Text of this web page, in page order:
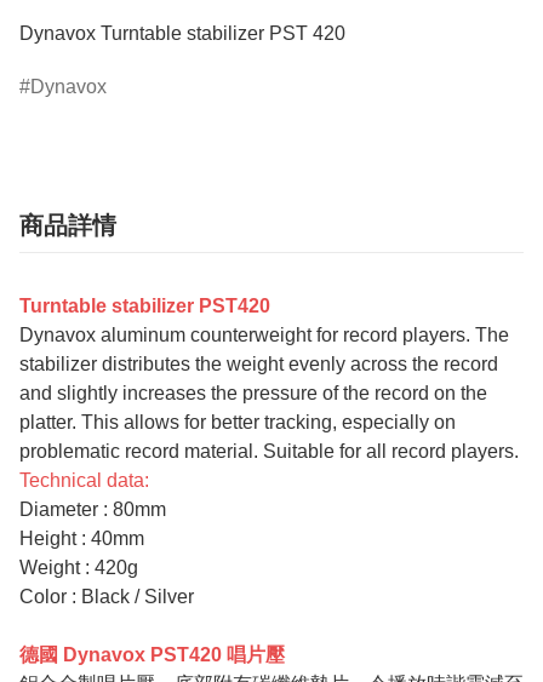
Dynavox Turntable stabilizer PST 420
Dynavox
商品詳情
Turntable stabilizer PST420
Dynavox aluminum counterweight for record players. The
stabilizer distributes the weight evenly across the record
and slightly increases the pressure of the record on the
platter. This allows for better tracking, especially on
problematic record material. Suitable for all record players.
Technical data:
Diameter : 80mm
Height : 40mm
Weight : 420g
Color : Black / Silver
德國 Dynavox PST420 唱片壓